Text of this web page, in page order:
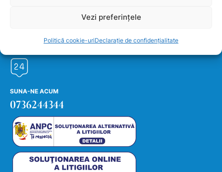
Vezi preferințele
Politică cookie-uriDeclarație de confidențialitate
J2026003663002
SUNA-NE ACUM
0736244344